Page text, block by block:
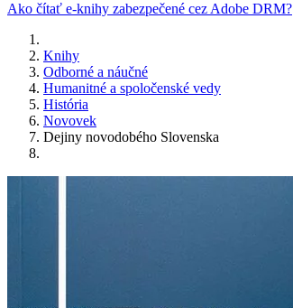
Ako čítať e-knihy zabezpečené cez Adobe DRM?
Knihy
Odborné a náučné
Humanitné a spoločenské vedy
História
Novovek
Dejiny novodobého Slovenska